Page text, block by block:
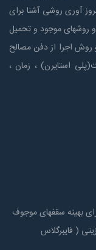
آوری روشی آشنا برای
روشهای موجود و تحمیل
اجرا از دفن مصالح
استايرن) ، زمان ،
بهینه سقفهای موجوف
( فایبرگلاس